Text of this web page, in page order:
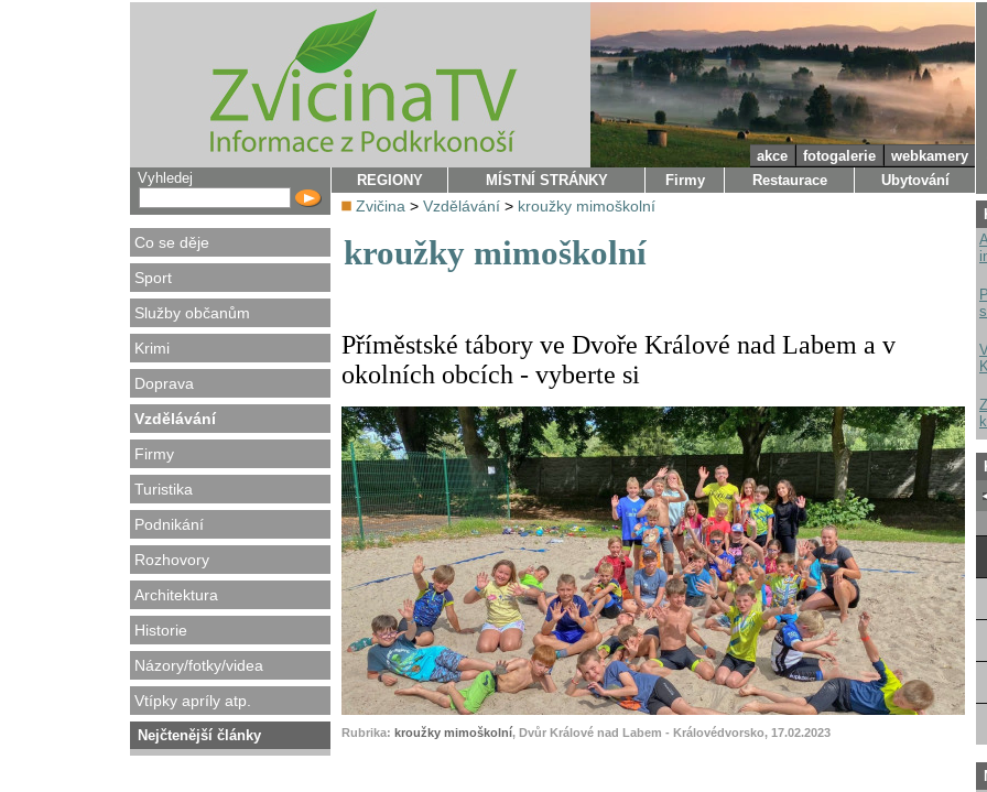
Vyhledej
Co se děje
Sport
Služby občanům
Krimi
Doprava
Vzdělávání
Firmy
Turistika
Podnikání
Rozhovory
Architektura
Historie
Názory/fotky/videa
Vtípky apríly atp.
Nejčtenější články
akce fotogalerie
webkamery
REGIONY
MÍSTNÍ STRÁNKY Firmy Restaurace Ubytování
Zvičina > Vzdělávání > kroužky mimoškolní
kroužky mimoškolní
Příměstské tábory ve Dvoře Králové nad Labem a v
okolních obcích - vyberte si
Rubrika: kroužky mimoškolní, Dvůr Králové nad Labem - Královédvorsko, 17.02.2023